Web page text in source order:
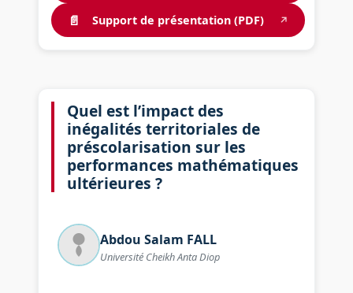
📄 Support de présentation (PDF) ↗
Quel est l’impact des
inégalités territoriales de
préscolarisation sur les
performances mathématiques
ultérieures ?
Abdou Salam FALL
Université Cheikh Anta Diop